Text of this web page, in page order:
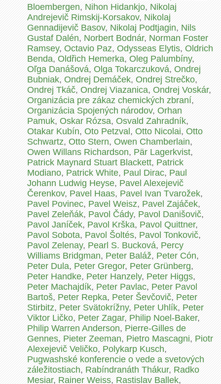
Bloembergen,Nihon Hidankjo,Nikolaj
Andrejevič Rimskij-Korsakov,Nikolaj
Gennadijevič Basov,Nikolaj Podtjagin,Nils
Gustaf Dalén,Norbert Bodnár,Norman Foster
Ramsey,Octavio Paz,Odysseas Elytis,Oldrich
Benda,Oldřich Hemerka,Oleg Palumbíny,
Oľga Danášová,Olga Tokarczuková,Ondrej
Bubniak,Ondrej Demáček,Ondrej Strečko,
Ondrej Tkáč,Ondrej Viazanica,Ondrej Voskár,
Organizácia pre zákaz chemických zbraní,
Organizácia Spojených národov,Orhan
Pamuk,Oskar Rózsa,Osvald Zahradník,
Otakar Kubín,Oto Petzval,Otto Nicolai,Otto
Schwartz,Otto Stern,Owen Chamberlain,
Owen Willans Richardson,Pär Lagerkvist,
Patrick Maynard Stuart Blackett,Patrick
Modiano,Patrick White,Paul Dirac,Paul
Johann Ludwig Heyse,Pavel Alexejevič
Čerenkov,Pavel Haas,Pavel Ivan Tvarožek,
Pavel Povinec,Pavel Weisz,Pavel Zajáček,
Pavel Zeleňák,Pavol Čády,Pavol Danišovič,
Pavol Janíček,Pavol Krška,Pavol Quittner,
Pavol Sobota,Pavol Šoltés,Pavol Tonkovič,
Pavol Zelenay,Pearl S. Bucková,Percy
Williams Bridgman,Peter Baláž,Peter Cón,
Peter Dula,Peter Gregor,Peter Grünberg,
Peter Handke,Peter Hanzely,Peter Higgs,
Peter Machajdík,Peter Pavlac,Peter Pavol
Bartoš,Peter Repka,Peter Ševčovič,Peter
Stirbitz,Peter Svätokrížny,Peter Uhlík,Peter
Viktor Ličko,Peter Zagar,Philip Noel-Baker,
Philip Warren Anderson,Pierre-Gilles de
Gennes,Pieter Zeeman,Pietro Mascagni,Piotr
Alexejevič Veličko,Polykarp Kusch,
Pugwashské konferencie o vede a svetových
záležitostiach,Rabíndranáth Thákur,Radko
Mesiar,Rainer Weiss,Rastislav Ballek,